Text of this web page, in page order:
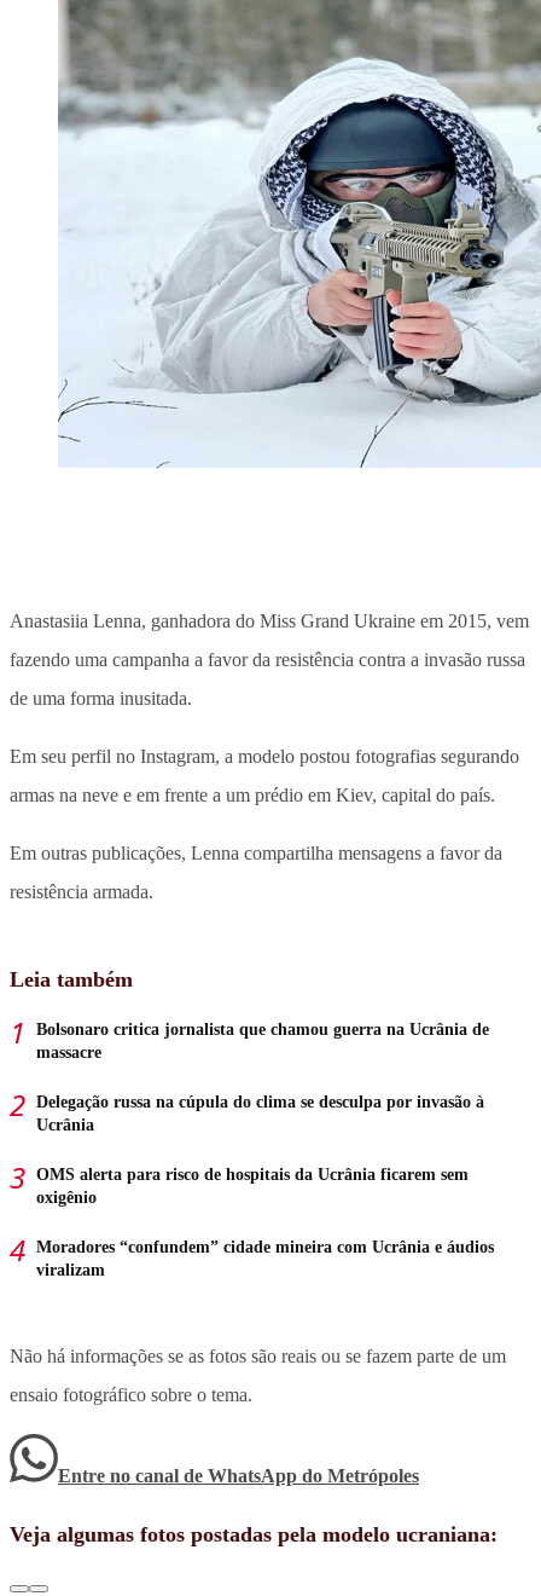
Anastasiia Lenna, ganhadora do Miss Grand Ukraine em 2015, vem
fazendo uma campanha a favor da resistência contra a invasão russa
de uma forma inusitada.
Em seu perfil no Instagram, a modelo postou fotografias segurando
armas na neve e em frente a um prédio em Kiev, capital do país.
Em outras publicações, Lenna compartilha mensagens a favor da
resistência armada.
Leia também
Bolsonaro critica jornalista que chamou guerra na Ucrânia de
massacre
Delegação russa na cúpula do clima se desculpa por invasão à
Ucrânia
OMS alerta para risco de hospitais da Ucrânia ficarem sem
oxigênio
Moradores “confundem” cidade mineira com Ucrânia e áudios
viralizam
Não há informações se as fotos são reais ou se fazem parte de um
ensaio fotográfico sobre o tema.
Entre no canal de WhatsApp do Metrópoles
Veja algumas fotos postadas pela modelo ucraniana: